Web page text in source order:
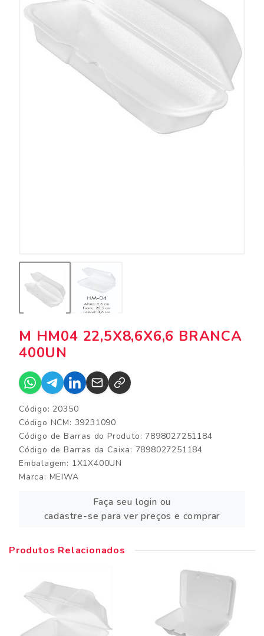
M HM04 22,5X8,6X6,6 BRANCA
400UN
Código: 20350
Código NCM: 39231090
Código de Barras do Produto: 7898027251184
Código de Barras da Caixa: 7898027251184
Embalagem: 1X1X400UN
Marca: MEIWA
Faça seu login ou
cadastre-se para ver preços e comprar
Produtos Relacionados